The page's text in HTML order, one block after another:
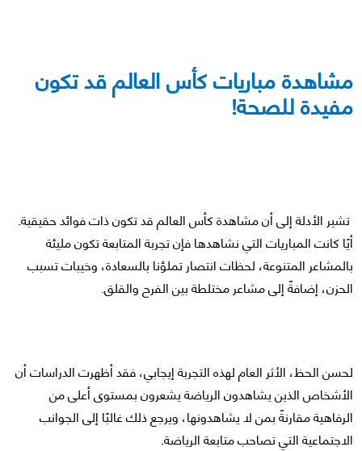
مشاهدة مباريات كأس العالم قد تكون
مفيدة للصحة!
تشير الأدلة إلى أن مشاهدة كأس العالم قد تكون ذات فوائد حقيقية.
أيًا كانت المباريات التي نشاهدها فإن تجربة المتابعة تكون مليئة
بالمشاعر المتنوعة، لحظات انتصار تملؤنا بالسعادة، وخيبات تسبب
الحزن، إضافةً إلى مشاعر مختلطة بين الفرح والقلق.
لحسن الحظ، الأثر العام لهذه التجربة إيجابي، فقد أظهرت الدراسات أن
الأشخاص الذين يشاهدون الرياضة يشعرون بمستوى أعلى من
الرفاهية مقارنةً بمن لا يشاهدونها، ويرجع ذلك غالبًا إلى الجوانب
الاجتماعية التي تصاحب متابعة الرياضة.